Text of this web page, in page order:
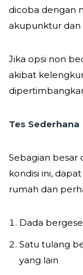
dicoba dengan
akupunktur dan
Jika opsi non
akibat
Tes Sederhana
Sebagian besar
kondisi ini,
rumah dan
Dada
Satu tulang
yang lain